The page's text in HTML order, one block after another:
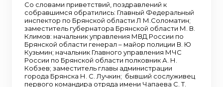
Со словами приветствий, поздравлений к
собравшимся обратились: Главный Федеральный
инспектор по Брянской области Л М.Соломатин;
заместитель губернатора Брянской области М. В.
Климов: начальник управления МВД России по
Брянской области генерал – майор полиции В. Ю
Кузьмин; начальник Главного управления МЧС
России по Брянской области полковник А. Н.
Кобзев; заместитель главы администрации
города Брянска Н. С. Лучкин; бывший сослуживец
первого командира отряда имени Чапаева С. Т.